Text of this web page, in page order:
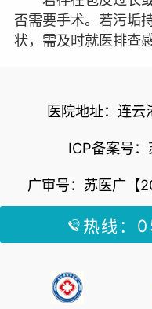
否需要手术。若污垢
状，需及时就医排查
医院地址：连
ICP备案号：
广审号：苏医广【
热线：